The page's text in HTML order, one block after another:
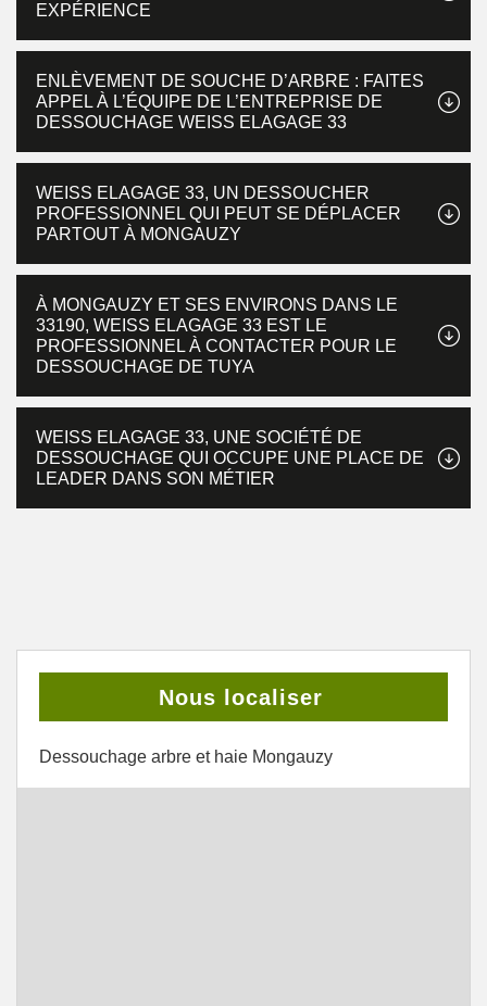
EXPÉRIENCE
ENLÈVEMENT DE SOUCHE D’ARBRE : FAITES
APPEL À L’ÉQUIPE DE L’ENTREPRISE DE
DESSOUCHAGE WEISS ELAGAGE 33
WEISS ELAGAGE 33, UN DESSOUCHER
PROFESSIONNEL QUI PEUT SE DÉPLACER
PARTOUT À MONGAUZY
À MONGAUZY ET SES ENVIRONS DANS LE
33190, WEISS ELAGAGE 33 EST LE
PROFESSIONNEL À CONTACTER POUR LE
DESSOUCHAGE DE TUYA
WEISS ELAGAGE 33, UNE SOCIÉTÉ DE
DESSOUCHAGE QUI OCCUPE UNE PLACE DE
LEADER DANS SON MÉTIER
Nous localiser
Dessouchage arbre et haie Mongauzy